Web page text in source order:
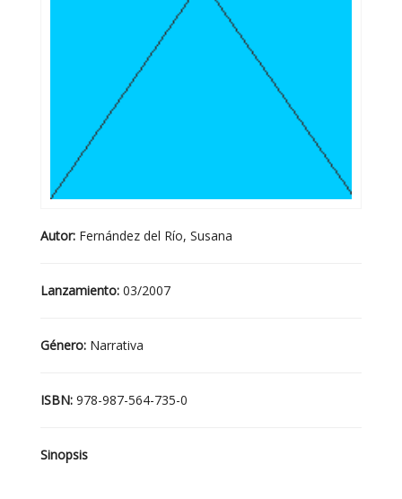
Autor: Fernández del Río, Susana
Lanzamiento: 03/2007
Género: Narrativa
ISBN: 978-987-564-735-0
Sinopsis